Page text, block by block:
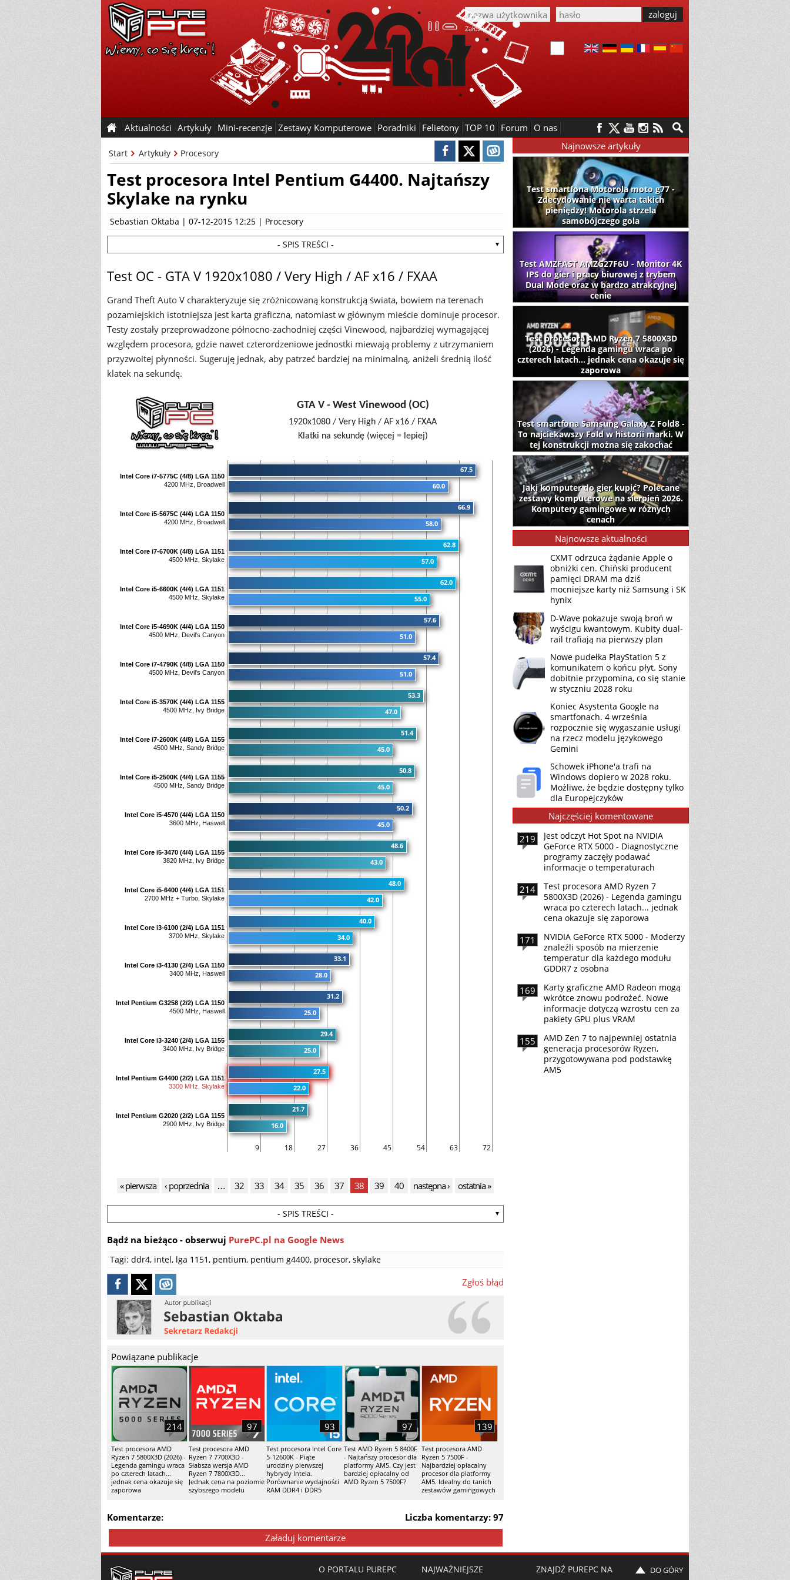
Załóż konto
Aktualności Artykuły Mini-recenzje Zestawy Komputerowe Poradniki Felietony TOP 10 Forum O nas
Start Artykuły Procesory
Test procesora Intel Pentium G4400. Najtańszy
Skylake na rynku
Sebastian Oktaba | 07-12-2015 12:25 | Procesory
- SPIS TREŚCI -
Test OC - GTA V 1920x1080 / Very High / AF x16 / FXAA
Grand Theft Auto V charakteryzuje się zróżnicowaną konstrukcją świata, bowiem na terenach
pozamiejskich istotniejsza jest karta graficzna, natomiast w głównym mieście dominuje procesor.
Testy zostały przeprowadzone północno-zachodniej części Vinewood, najbardziej wymagającej
względem procesora, gdzie nawet czterordzeniowe jednostki miewają problemy z utrzymaniem
przyzwoitej płynności. Sugeruję jednak, aby patrzeć bardziej na minimalną, aniżeli średnią ilość
klatek na sekundę.
GTA V - West Vinewood (OC)
1920x1080 / Very High / AF x16 / FXAA
Klatki na sekundę (więcej = lepiej)
9 18 27 36 45 54 63 72
Intel Core i7-5775C (4/8) LGA 1150
4200 MHz, Broadwell
67.5
60.0
Intel Core i5-5675C (4/4) LGA 1150
4200 MHz, Broadwell
66.9
58.0
Intel Core i7-6700K (4/8) LGA 1151
4500 MHz, Skylake
62.8
57.0
Intel Core i5-6600K (4/4) LGA 1151
4500 MHz, Skylake
62.0
55.0
Intel Core i5-4690K (4/4) LGA 1150
4500 MHz, Devil's Canyon
57.6
51.0
Intel Core i7-4790K (4/8) LGA 1150
4500 MHz, Devil's Canyon
57.4
51.0
Intel Core i5-3570K (4/4) LGA 1155
4500 MHz, Ivy Bridge
53.3
47.0
Intel Core i7-2600K (4/8) LGA 1155
4500 MHz, Sandy Bridge
51.4
45.0
Intel Core i5-2500K (4/4) LGA 1155
4500 MHz, Sandy Bridge
50.8
45.0
Intel Core i5-4570 (4/4) LGA 1150
3600 MHz, Haswell
50.2
45.0
Intel Core i5-3470 (4/4) LGA 1155
3820 MHz, Ivy Bridge
48.6
43.0
Intel Core i5-6400 (4/4) LGA 1151
2700 MHz + Turbo, Skylake
48.0
42.0
Intel Core i3-6100 (2/4) LGA 1151
3700 MHz, Skylake
40.0
34.0
Intel Core i3-4130 (2/4) LGA 1150
3400 MHz, Haswell
33.1
28.0
Intel Pentium G3258 (2/2) LGA 1150
4500 MHz, Haswell
31.2
25.0
Intel Core i3-3240 (2/4) LGA 1155
3400 MHz, Ivy Bridge
29.4
25.0
Intel Pentium G4400 (2/2) LGA 1151
3300 MHz, Skylake
27.5
22.0
Intel Pentium G2020 (2/2) LGA 1155
2900 MHz, Ivy Bridge
21.7
16.0
« pierwsza ‹ poprzednia … 32 33 34 35 36 37 38 39 40 następna › ostatnia »
- SPIS TREŚCI -
Bądź na bieżąco - obserwuj PurePC.pl na Google News
Tagi: ddr4, intel, lga 1151, pentium, pentium g4400, procesor, skylake
Zgłoś błąd
Powiązane publikacje
Test procesora AMD
Ryzen 7 5800X3D (2026) -
Legenda gamingu wraca
po czterech latach...
jednak cena okazuje się
zaporowa
214
Test procesora AMD
Ryzen 7 7700X3D -
Słabsza wersja AMD
Ryzen 7 7800X3D...
Jednak cena na poziomie
szybszego modelu
97
Test procesora Intel Core
5-12600K - Piąte
urodziny pierwszej
hybrydy Intela.
Porównanie wydajności
RAM DDR4 i DDR5
93
Test AMD Ryzen 5 8400F
- Najtańszy procesor dla
platformy AM5. Czy jest
bardziej opłacalny od
AMD Ryzen 5 7500F?
97
Test procesora AMD
Ryzen 5 7500F -
Najbardziej opłacalny
procesor dla platformy
AM5. Idealny do tanich
zestawów gamingowych
139
Liczba komentarzy: 97
Komentarze:
Załaduj komentarze
Najnowsze artykuły
Test smartfona Motorola moto g77 -
Zdecydowanie nie warta takich
pieniędzy! Motorola strzela
samobójczego gola
Test AMZFAST AMZG27F6U - Monitor 4K
IPS do gier i pracy biurowej z trybem
Dual Mode oraz w bardzo atrakcyjnej
cenie
Test procesora AMD Ryzen 7 5800X3D
(2026) - Legenda gamingu wraca po
czterech latach... jednak cena okazuje się
zaporowa
Test smartfona Samsung Galaxy Z Fold8 -
To najciekawszy Fold w historii marki. W
tej konstrukcji można się zakochać
Jaki komputer do gier kupić? Polecane
zestawy komputerowe na sierpień 2026.
Komputery gamingowe w różnych
cenach
Najnowsze aktualności
CXMT odrzuca żądanie Apple o
obniżki cen. Chiński producent
pamięci DRAM ma dziś
mocniejsze karty niż Samsung i SK
hynix
D-Wave pokazuje swoją broń w
wyścigu kwantowym. Kubity dual-
rail trafiają na pierwszy plan
Nowe pudełka PlayStation 5 z
komunikatem o końcu płyt. Sony
dobitnie przypomina, co się stanie
w styczniu 2028 roku
Koniec Asystenta Google na
smartfonach. 4 września
rozpocznie się wygaszanie usługi
na rzecz modelu językowego
Gemini
Schowek iPhone'a trafi na
Windows dopiero w 2028 roku.
Możliwe, że będzie dostępny tylko
dla Europejczyków
Najczęściej komentowane
219
Jest odczyt Hot Spot na NVIDIA
GeForce RTX 5000 - Diagnostyczne
programy zaczęły podawać
informacje o temperaturach
214
Test procesora AMD Ryzen 7
5800X3D (2026) - Legenda gamingu
wraca po czterech latach... jednak
cena okazuje się zaporowa
171
NVIDIA GeForce RTX 5000 - Moderzy
znaleźli sposób na mierzenie
temperatur dla każdego modułu
GDDR7 z osobna
169
Karty graficzne AMD Radeon mogą
wkrótce znowu podrożeć. Nowe
informacje dotyczą wzrostu cen za
pakiety GPU plus VRAM
155
AMD Zen 7 to najpewniej ostatnia
generacja procesorów Ryzen,
przygotowywana pod podstawkę
AM5
O PORTALU PUREPC NAJWAŻNIEJSZE ZNAJDŹ PUREPC NA DO GÓRY